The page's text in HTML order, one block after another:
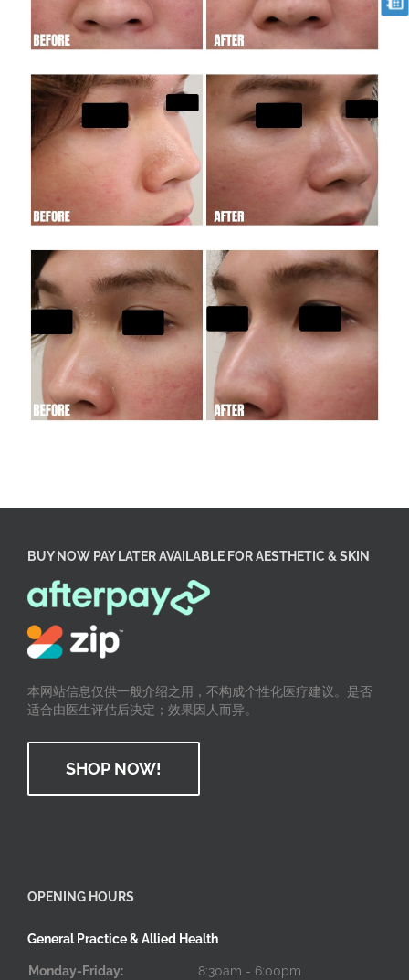
BUY NOW PAY LATER AVAILABLE FOR AESTHETIC & SKIN
本网站信息仅供一般介绍之用，不构成个性化医疗建议。是否
适合由医生评估后决定；效果因人而异。
SHOP NOW!
OPENING HOURS
General Practice & Allied Health
Monday-Friday:
8:30am - 6:00pm